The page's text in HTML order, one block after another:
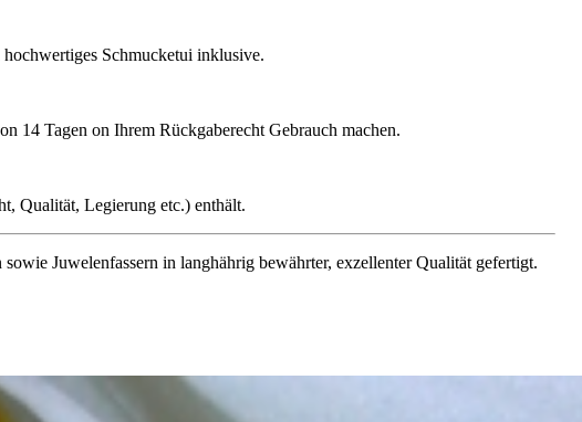
Schmucketui inklusive.
14 Tagen on Ihrem Rückgaberecht Gebrauch machen.
Qualität, Legierung etc.) enthält.
Juwelenfassern in langhährig bewährter, exzellenter Qualität gefertigt.